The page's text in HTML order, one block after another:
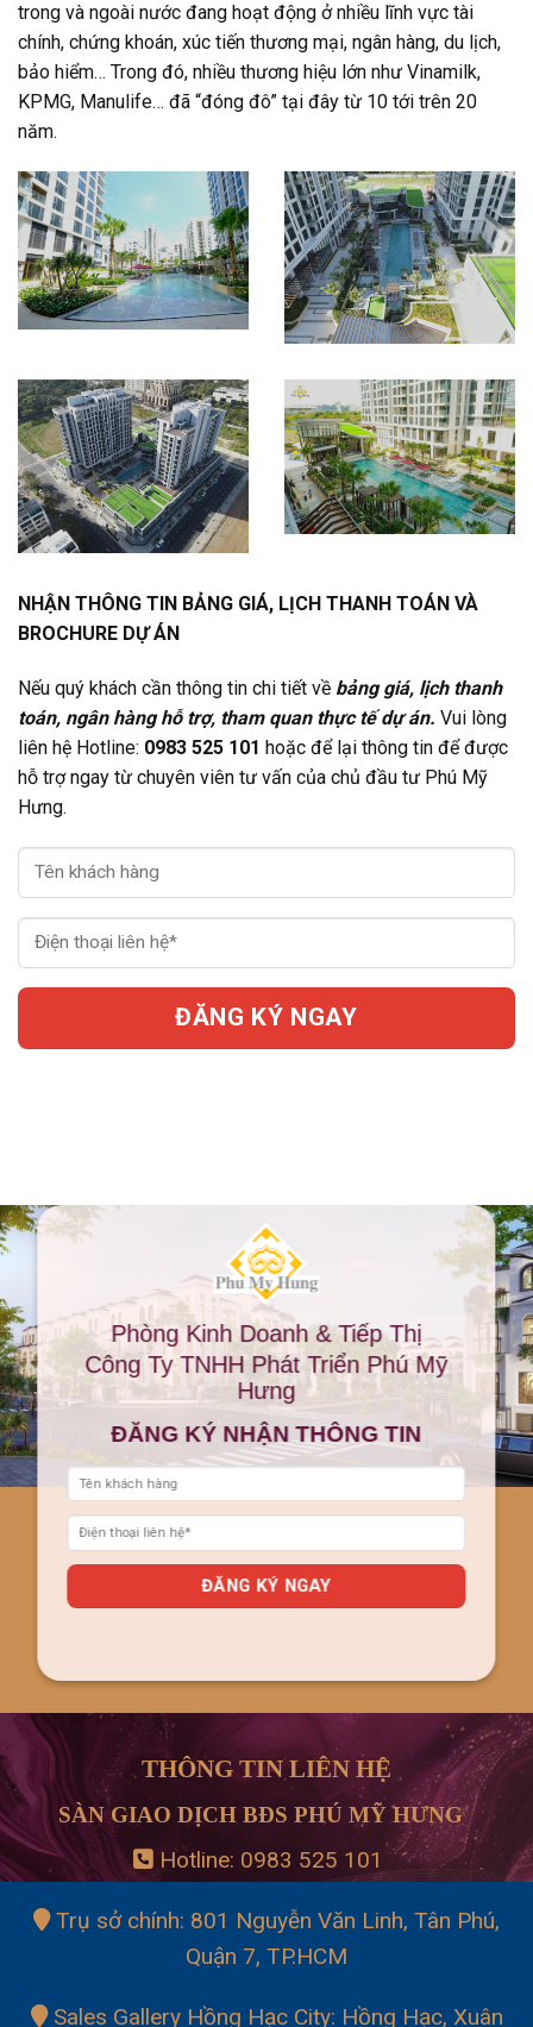
trong và ngoài nước đang hoạt động ở nhiều lĩnh vực tài
chính, chứng khoán, xúc tiến thương mại, ngân hàng, du lịch,
bảo hiểm… Trong đó, nhiều thương hiệu lớn như Vinamilk,
KPMG, Manulife… đã “đóng đô” tại đây từ 10 tới trên 20
năm.
NHẬN THÔNG TIN BẢNG GIÁ, LỊCH THANH TOÁN VÀ
BROCHURE DỰ ÁN
Nếu quý khách cần thông tin chi tiết về bảng giá, lịch thanh
toán, ngân hàng hỗ trợ, tham quan thực tế dự án. Vui lòng
liên hệ Hotline: 0983 525 101 hoặc để lại thông tin để được
hỗ trợ ngay từ chuyên viên tư vấn của chủ đầu tư Phú Mỹ
Hưng.
Phòng Kinh Doanh & Tiếp Thị
Công Ty TNHH Phát Triển Phú Mỹ
Hưng
ĐĂNG KÝ NHẬN THÔNG TIN
THÔNG TIN LIÊN HỆ
SÀN GIAO DỊCH BĐS PHÚ MỸ HƯNG
Hotline: 0983 525 101
Trụ sở chính: 801 Nguyễn Văn Linh, Tân Phú,
Quận 7, TP.HCM
Sales Gallery Hồng Hạc City: Hồng Hạc, Xuân